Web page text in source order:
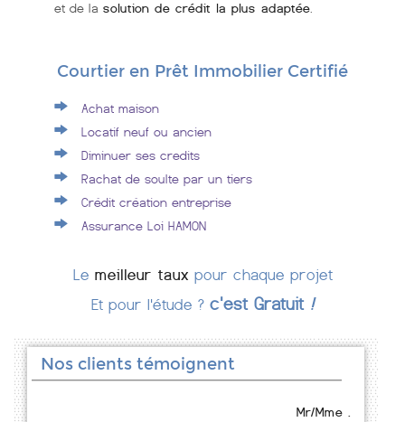
et de la solution de crédit la plus adaptée
Courtier en Prêt Immobilier Certifié
Achat maison
Locatif neuf ou ancien
Diminuer ses credits
Rachat de soulte par un tiers
Crédit création entreprise
Assurance Loi HAMON
Le meilleur taux pour chaque projet
Et pour l'étude ? c'est Gratuit !
Nos clients témoignent
Mr/Mme .